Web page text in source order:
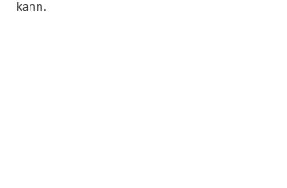
kann.